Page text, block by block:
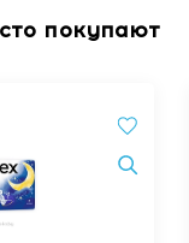
покупают